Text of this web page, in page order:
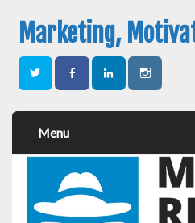
Marketing,
Menu